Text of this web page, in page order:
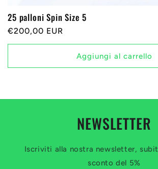
25 palloni Spin Size 5
Prezzo
di
€200,00 EUR
Aggiungi al carrello
NEWSLETTER
Iscriviti alla nostra newsletter,
sconto del 5%